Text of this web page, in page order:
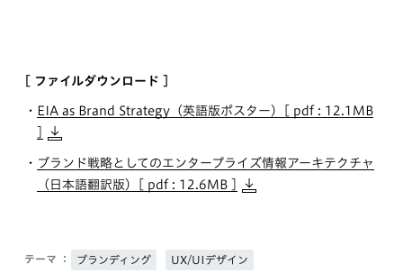
[ ファイルダウンロード ]
EIA as Brand Strategy（英語版ポスター）
[ pdf : 12.1MB
ブランド戦略としてのエンタープライズ情報アーキテクチャ
（日本語翻訳版）
[ pdf : 12.6MB ]
テーマ ： ブランディング UX/UIデザイン